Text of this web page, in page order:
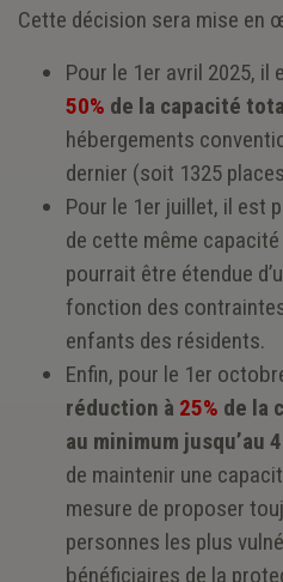
Cette décision sera mise en
Pour le 1er avril 2025, il
50% de la capacité
hébergements
dernier (soit 1325
Pour le 1er juillet, il est
de cette même
pourrait être étendue
fonction des
enfants des résidents.
Enfin, pour le 1er
réduction à 25% de la
au minimum jusqu’au
de maintenir une
mesure de proposer
personnes les plus
bénéficiaires de la